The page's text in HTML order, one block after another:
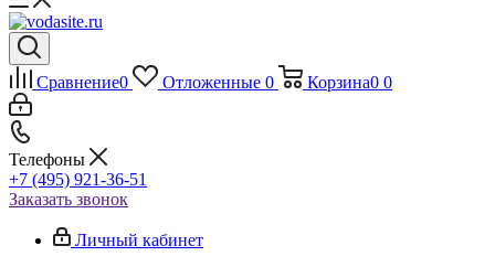
Сравнение0 Отложенные 0 Корзина0 0
Телефоны
+7 (495) 921-36-51
Заказать звонок
Личный кабинет